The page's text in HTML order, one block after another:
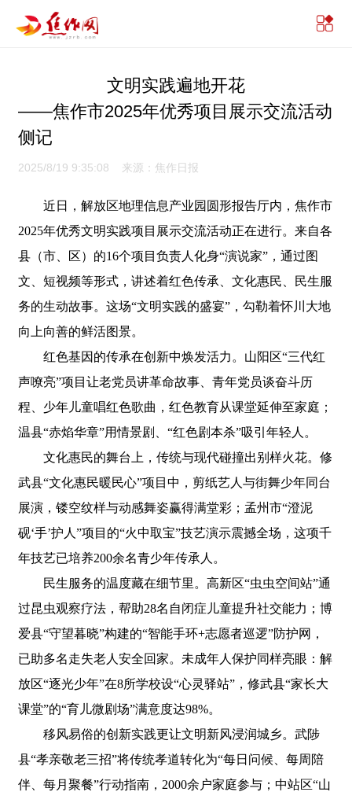
文明实践遍地开花
——焦作市2025年优秀项目展示交流活动
侧记
2025/8/19 9:35:08 来源：焦作日报
近日，解放区地理信息产业园圆形报告厅内，焦作市
2025年优秀文明实践项目展示交流活动正在进行。来自各
县（市、区）的16个项目负责人化身“演说家”，通过图
文、短视频等形式，讲述着红色传承、文化惠民、民生服
务的生动故事。这场“文明实践的盛宴”，勾勒着怀川大地
向上向善的鲜活图景。
红色基因的传承在创新中焕发活力。山阳区“三代红
声嘹亮”项目让老党员讲革命故事、青年党员谈奋斗历
程、少年儿童唱红色歌曲，红色教育从课堂延伸至家庭；
温县“赤焰华章”用情景剧、“红色剧本杀”吸引年轻人。
文化惠民的舞台上，传统与现代碰撞出别样火花。修
武县“文化惠民暖民心”项目中，剪纸艺人与街舞少年同台
展演，镂空纹样与动感舞姿赢得满堂彩；孟州市“澄泥
砚‘手’护人”项目的“火中取宝”技艺演示震撼全场，这项千
年技艺已培养200余名青少年传承人。
民生服务的温度藏在细节里。高新区“虫虫空间站”通
过昆虫观察疗法，帮助28名自闭症儿童提升社交能力；博
爱县“守望暮晓”构建的“智能手环+志愿者巡逻”防护网，
已助多名走失老人安全回家。未成年人保护同样亮眼：解
放区“逐光少年”在8所学校设“心灵驿站”，修武县“家长大
课堂”的“育儿微剧场”满意度达98%。
移风易俗的创新实践更让文明新风浸润城乡。武陟
县“孝亲敬老三招”将传统孝道转化为“每日问候、每周陪
伴、每月聚餐”行动指南，2000余户家庭参与；中站区“山